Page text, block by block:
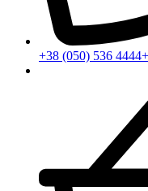
+38 (050) 536 4444